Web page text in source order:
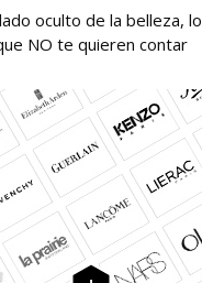
oculto de la belleza, lo
NO te quieren contar